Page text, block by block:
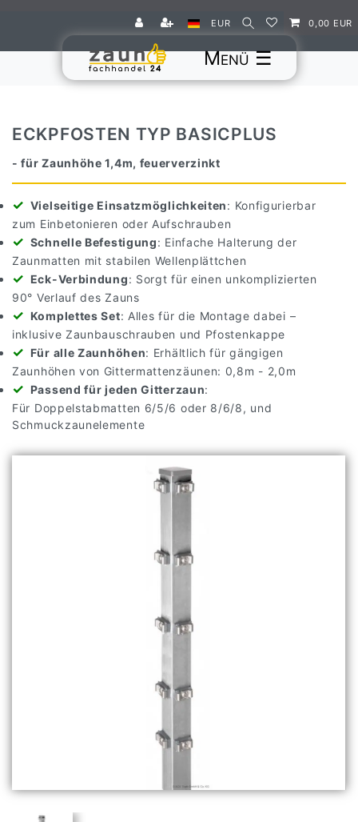
EUR 0,00 EUR
☰
ECKPFOSTEN TYP BASICPLUS
- für Zaunhöhe 1,4m, feuerverzinkt
Vielseitige Einsatzmöglichkeiten: Konfigurierbar
zum Einbetonieren oder Aufschrauben
Schnelle Befestigung: Einfache Halterung der
Zaunmatten mit stabilen Wellenplättchen
Eck-Verbindung: Sorgt für einen unkomplizierten
90° Verlauf des Zauns
Komplettes Set: Alles für die Montage dabei –
inklusive Zaunbauschrauben und Pfostenkappe
Für alle Zaunhöhen: Erhältlich für gängigen
Zaunhöhen von Gittermattenzäunen: 0,8m - 2,0m
Passend für jeden Gitterzaun:
Für Doppelstabmatten 6/5/6 oder 8/6/8, und
Schmuckzaunelemente